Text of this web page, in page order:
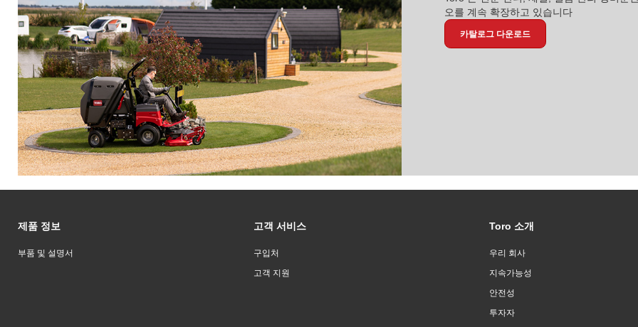
오를 계속 확장하고 있습니다
카탈로그 다운로드
제품 정보
부품 및 설명서
고객 서비스
구입처
고객 지원
Toro 소개
우리 회사
지속가능성
안전성
투자자